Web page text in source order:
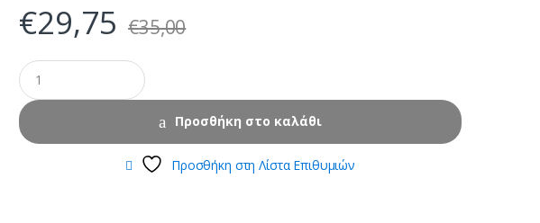
€29,75 €35,00
Προσθήκη στο καλάθι
Προσθήκη στη Λίστα Επιθυμιών